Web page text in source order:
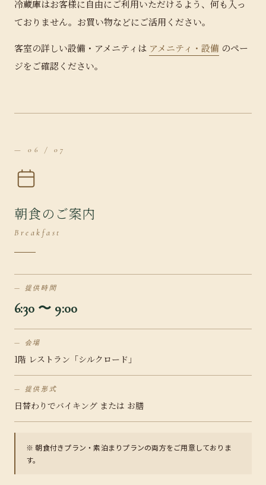
冷蔵庫はお客様に自由にご利用いただけるよう、何も入っ
ておりません。お買い物などにご活用ください。
客室の詳しい設備・アメニティは アメニティ・設備 のペー
ジをご確認ください。
— 06 / 07
朝食のご案内
Breakfast
提供時間
6:30 〜 9:00
会場
1階 レストラン「シルクロード」
提供形式
日替わりでバイキング または お膳
※ 朝食付きプラン・素泊まりプランの両方をご用意しておりま
す。